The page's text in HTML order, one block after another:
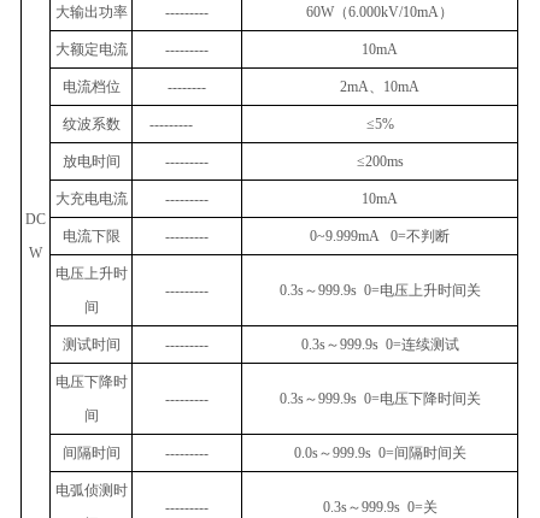
DC
W
大输出功率 --------- 60W （6.000kV/10mA ）
大额定电流 --------- 10mA
电流档位 -------- 2mA 10mA
纹波系数 --------- ≤5%
放电时间 --------- ≤200ms
大充电电流 --------- 10mA
电流下限 --------- 0~9.999mA 0=不判断
电压上升时
间
--------- 0.3s～999.9s 0=电压上升时间关
测试时间 --------- 0.3s～999.9s 0=连续测试
电压下降时
间
--------- 0.3s～999.9s 0=电压下降时间关
间隔时间 --------- 0.0s～999.9s 0=间隔时间关
电弧侦测时
--------- 0.3s～999.9s 0=关